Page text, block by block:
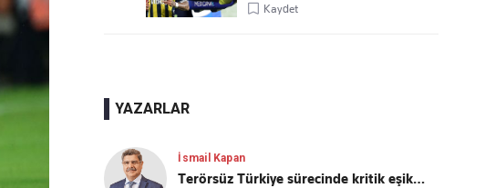
Kaydet
YAZARLAR
İsmail Kapan
Terörsüz Türkiye sürecinde kritik eşik…